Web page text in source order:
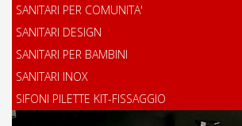
SANITARI PER COMUNITA'
SANITARI DESIGN
SANITARI PER BAMBINI
SANITARI INOX
SIFONI PILETTE KIT-FISSAGGIO